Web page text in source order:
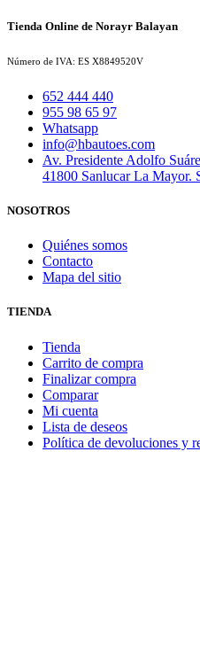
Tienda Online de Norayr Balayan
Número de IVA: ES X8849520V
652 444 440
955 98 65 97
Whatsapp
info@hbautoes.com
Av. Presidente Adolfo
41800 Sanlucar La Mayor.
NOSOTROS
Quiénes somos
Contacto
Mapa del sitio
TIENDA
Tienda
Carrito de compra
Finalizar compra
Comparar
Mi cuenta
Lista de deseos
Política de devoluciones y